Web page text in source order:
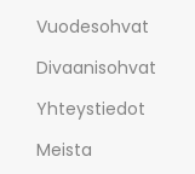
Vuodesohvat
Divaanisohvat
Yhteystiedot
Meista